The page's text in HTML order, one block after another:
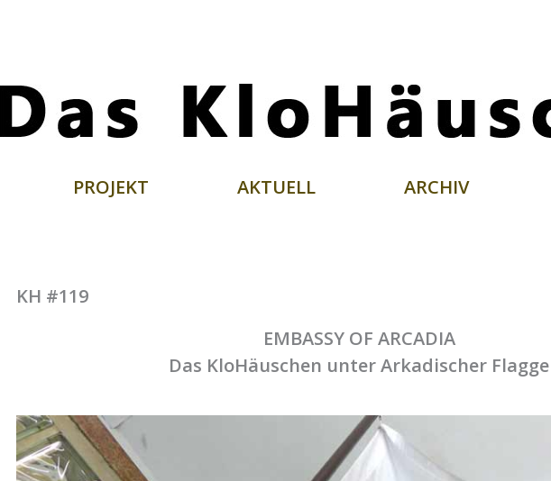
PROJEKT AKTUELL ARCHIV
KH #119
EMBASSY OF ARCADIA
Das KloHäuschen unter Arkadischer Flagge